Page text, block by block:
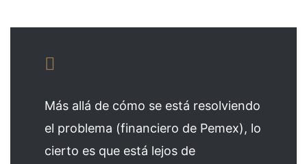
Más allá de cómo se está resolviendo
el problema (financiero de Pemex), lo
cierto es que está lejos de